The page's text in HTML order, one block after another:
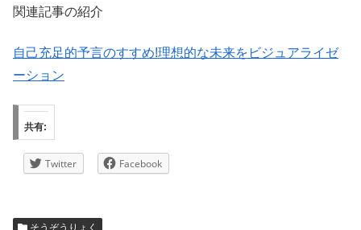
関連記事の紹介
自己充足的予言のすすめ!理想的な未来をビジュアライゼ
ーション
共有:
Twitter Facebook
そうぞうりょく